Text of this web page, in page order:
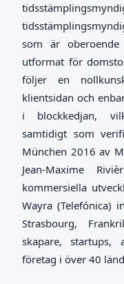
som är
utformat för
följer en
klientsidan och
i blockkedjan,
samtidigt som
München 2016 av
Jean-Maxime
kommersiella
Wayra (Telefónica)
Strasbourg,
skapare, startups,
företag i över 40